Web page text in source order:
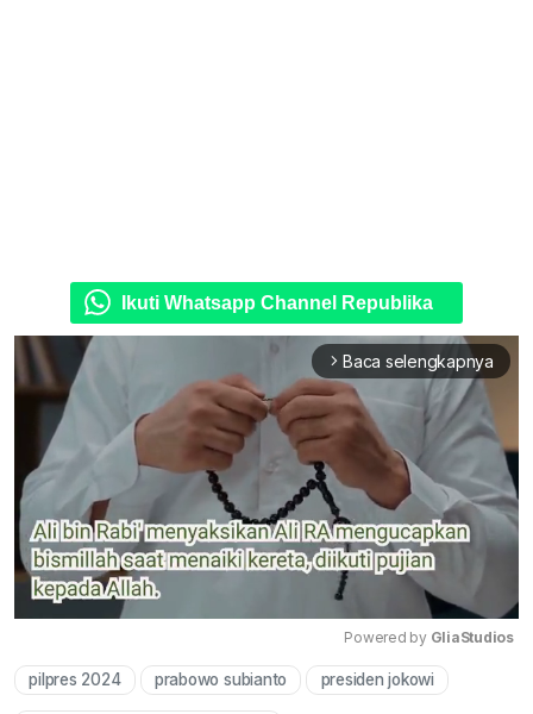
Ikuti Whatsapp Channel Republika
arrow_forward_ios Baca selengkapnya
Mute
Powered by GliaStudios
pilpres 2024 prabowo subianto presiden jokowi